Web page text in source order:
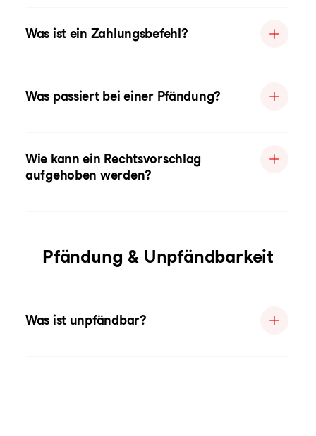
Was ist ein Zahlungsbefehl?
Was passiert bei einer Pfändung?
Wie kann ein Rechtsvorschlag
aufgehoben werden?
Pfändung & Unpfändbarkeit
Was ist unpfändbar?